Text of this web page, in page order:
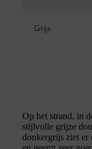
Grijs
Op het strand, in
stijlvolle grijze
donkergrijs ziet er